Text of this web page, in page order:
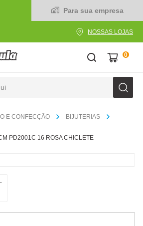
Para sua empresa
NOSSAS LOJAS
0
E CONFECÇÃO
BIJUTERIAS
PD2001C 16 ROSA CHICLETE